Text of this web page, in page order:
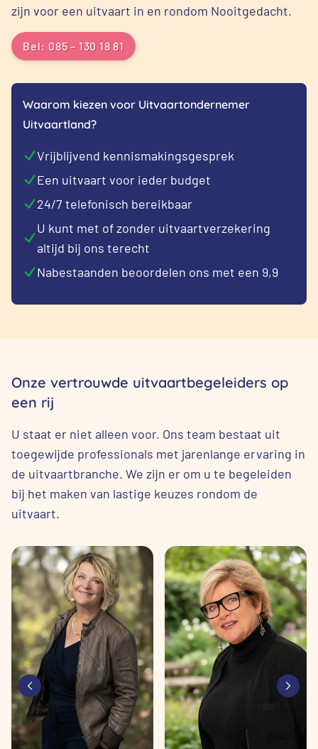
zijn voor een uitvaart in en rondom Nooitgedacht.
Bel: 085 – 130 18 81
Waarom kiezen voor Uitvaartondernemer
Uitvaartland?
Vrijblijvend kennismakingsgesprek
Een uitvaart voor ieder budget
24/7 telefonisch bereikbaar
U kunt met of zonder uitvaartverzekering
altijd bij ons terecht
Nabestaanden beoordelen ons met een 9,9
Onze vertrouwde uitvaartbegeleiders op
een rij
U staat er niet alleen voor. Ons team bestaat uit
toegewijde professionals met jarenlange ervaring in
de uitvaartbranche. We zijn er om u te begeleiden
bij het maken van lastige keuzes rondom de
uitvaart.